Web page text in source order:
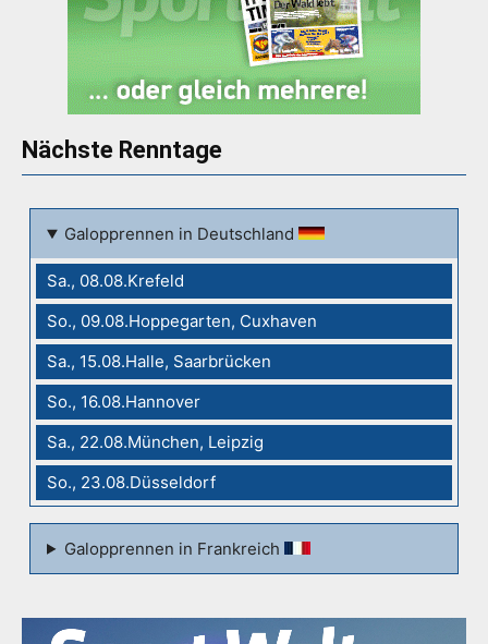
Nächste Renntage
Galopprennen in Deutschland
Sa., 08.08.Krefeld
So., 09.08.Hoppegarten, Cuxhaven
Sa., 15.08.Halle, Saarbrücken
So., 16.08.Hannover
Sa., 22.08.München, Leipzig
So., 23.08.Düsseldorf
Galopprennen in Frankreich